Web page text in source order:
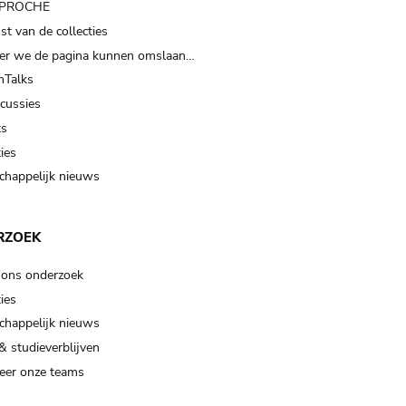
van de collecties
we de pagina kunnen omslaan…
nieuws
onderzoek
nieuws
studieverblijven
onze teams